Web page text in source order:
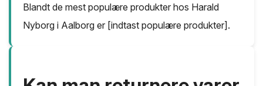
Blandt de mest populære produkter hos Harald
Nyborg i Aalborg er [indtast populære produkter].